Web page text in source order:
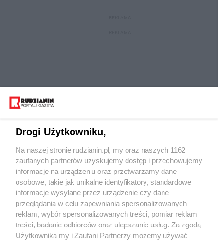
Wydawca mediów lokalnych
Nie zapomnij
zapoznać się z:
polityką prywatności regulamin korzystania z portali
Twojemiasto Skontaktuj sięz nami
Drogi Użytkowniku,
Na naszej stronie rudzianin.pl, my oraz naszych 1162
zaufanych partnerów uzyskujemy dostęp i przechowujemy
informacje na urządzeniu oraz przetwarzamy dane
osobowe, takie jak unikalne identyfikatory, standardowe
informacje wysyłane przez urządzenie czy dane
przeglądania w celu zapewniania spersonalizowanych
reklam, wybór spersonalizowanych treści, pomiar reklam i
treści, badanie odbiorców oraz ulepszanie usług. Za zgodą
Użytkownika my i Zaufani Partnerzy możemy używać